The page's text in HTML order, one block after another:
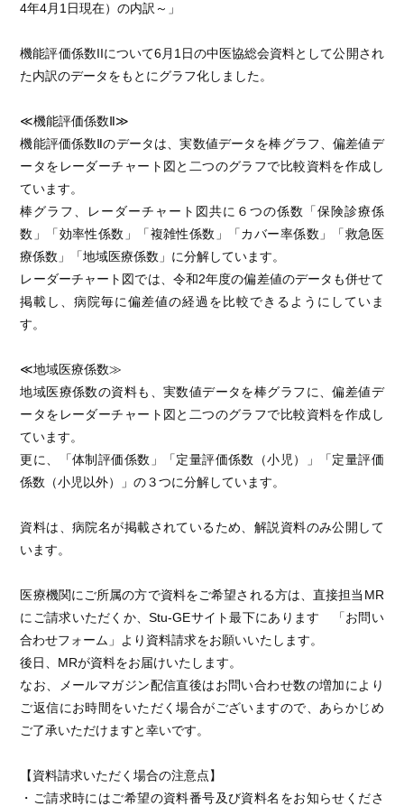
4年4月1日現在）の内訳～」
機能評価係数IIについて6月1日の中医協総会資料として公開され
た内訳のデータをもとにグラフ化しました。
≪機能評価係数Ⅱ≫
機能評価係数Ⅱのデータは、実数値データを棒グラフ、偏差値デ
ータをレーダーチャート図と二つのグラフで比較資料を作成し
ています。
棒グラフ、レーダーチャート図共に６つの係数「保険診療係
数」「効率性係数」「複雑性係数」「カバー率係数」「救急医
療係数」「地域医療係数」に分解しています。
レーダーチャート図では、令和2年度の偏差値のデータも併せて
掲載し、病院毎に偏差値の経過を比較できるようにしていま
す。
≪地域医療係数≫
地域医療係数の資料も、実数値データを棒グラフに、偏差値デ
ータをレーダーチャート図と二つのグラフで比較資料を作成し
ています。
更に、「体制評価係数」「定量評価係数（小児）」「定量評価
係数（小児以外）」の３つに分解しています。
資料は、病院名が掲載されているため、解説資料のみ公開して
います。
医療機関にご所属の方で資料をご希望される方は、直接担当MR
にご請求いただくか、Stu-GEサイト最下にあります 「お問い
合わせフォーム」より資料請求をお願いいたします。
後日、MRが資料をお届けいたします。
なお、メールマガジン配信直後はお問い合わせ数の増加により
ご返信にお時間をいただく場合がございますので、あらかじめ
ご了承いただけますと幸いです。
【資料請求いただく場合の注意点】
・ご請求時にはご希望の資料番号及び資料名をお知らせくださ